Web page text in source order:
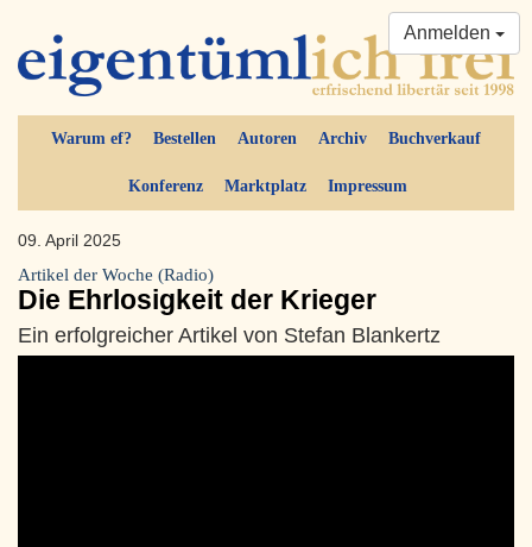
Warum ef? Bestellen Autoren Archiv Buchverkauf
Konferenz Marktplatz Impressum
Anmelden
09. April 2025
Artikel der Woche (Radio)
Die Ehrlosigkeit der Krieger
Ein erfolgreicher Artikel von Stefan Blankertz